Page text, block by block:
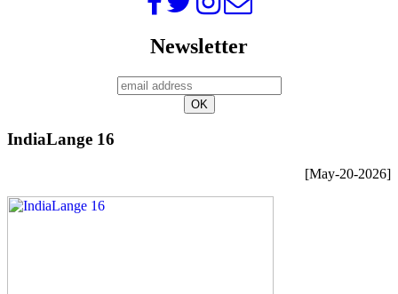
Newsletter
IndiaLange 16
[May-20-2026]